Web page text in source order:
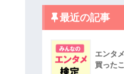
最近の記事
エンタ
買った